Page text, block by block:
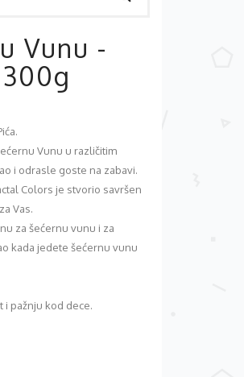
Vunu -
300g
Vunu u različitim
i odrasle goste na zabavi.
Colors je stvorio savršen
Vas.
za šećernu vunu i za
kada jedete šećernu vunu
i pažnju kod dece.